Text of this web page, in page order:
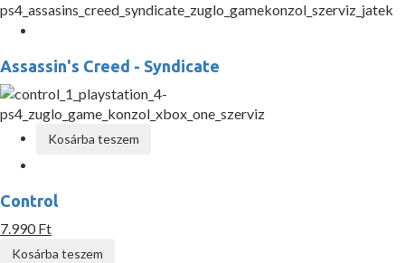
Assassin's Creed - Syndicate
Kosárba teszem
Control
7.990 Ft
Kosárba teszem